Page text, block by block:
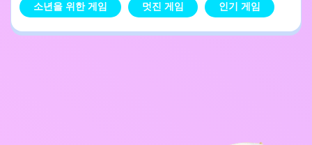
소년을 위한 게임 멋진 게임 인기 게임